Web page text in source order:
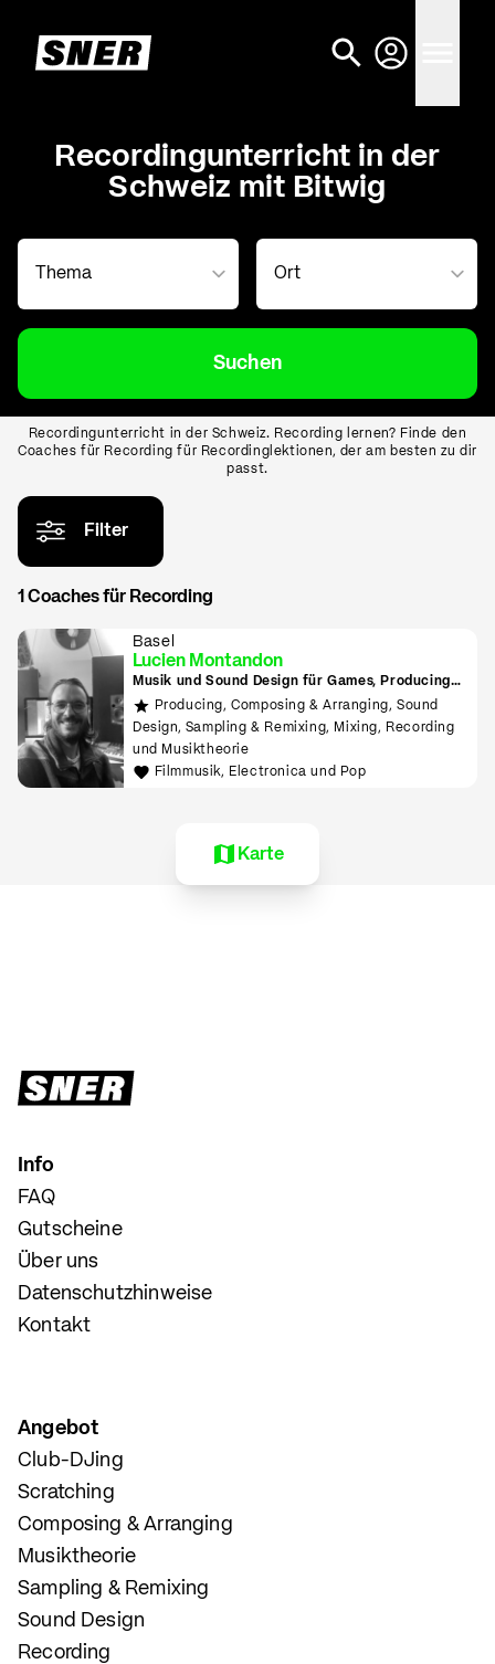
Recordingunterricht in der
Schweiz mit Bitwig
Suchen
Recordingunterricht in der Schweiz. Recording lernen? Finde den
Coaches für Recording für Recordinglektionen, der am besten zu dir
passt.
Filter
1 Coaches für Recording
Basel
Lucien Montandon
Musik und Sound Design für Games, Producing
lernen mit Bitwig & Ableton
Producing, Composing & Arranging, Sound
Design, Sampling & Remixing, Mixing, Recording
und Musiktheorie
Filmmusik, Electronica und Pop
Karte
Info
FAQ
Gutscheine
Über uns
Datenschutzhinweise
Kontakt
Angebot
Club-DJing
Scratching
Composing & Arranging
Musiktheorie
Sampling & Remixing
Sound Design
Recording